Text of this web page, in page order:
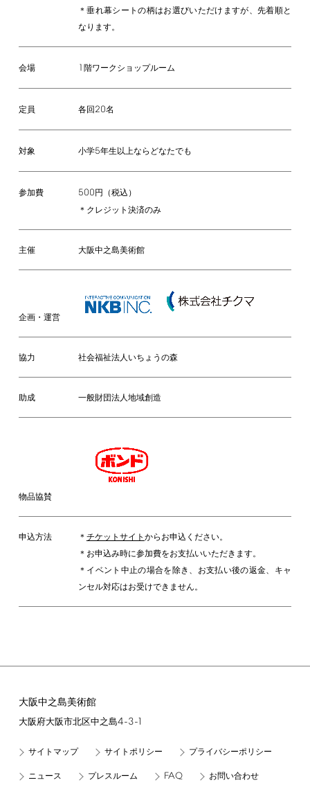
＊垂れ幕シートの柄はお選びいただけますが、先着順と
なります。
会場 1 階ワークショップルーム
定員 各回 20名
対象 小学5年生以上ならどなたでも
参加費 500 円（税込）
＊クレジット決済のみ
主催 大阪中之島美術館
企画・運営
協力 社会福祉法人いちょうの森
助成 一般財団法人地域創造
物品協賛
申込方法 ＊ チケットサイト からお申込ください。
＊お申込み時に参加費をお支払いいただきます。
＊イベント中止の場合を除き、お支払い後の返金、キャ
ンセル対応はお受けできません。
大阪中之島美術館
大阪府大阪市北区中之島4-3-1
サイトマップ サイトポリシー プライバシーポリシー
ニュース プレスルーム FAQ お問い合わせ